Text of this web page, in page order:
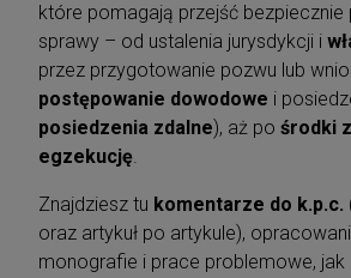
które pomagają przejść bezpiecznie
sprawy – od ustalenia jurysdykcji i
przez przygotowanie pozwu lub
postępowanie dowodowe i
posiedzenia zdalne), aż po środki
egzekucję.
Znajdziesz tu komentarze do k.p.c.
oraz artykuł po artykule),
monografie i prace problemowe, jak